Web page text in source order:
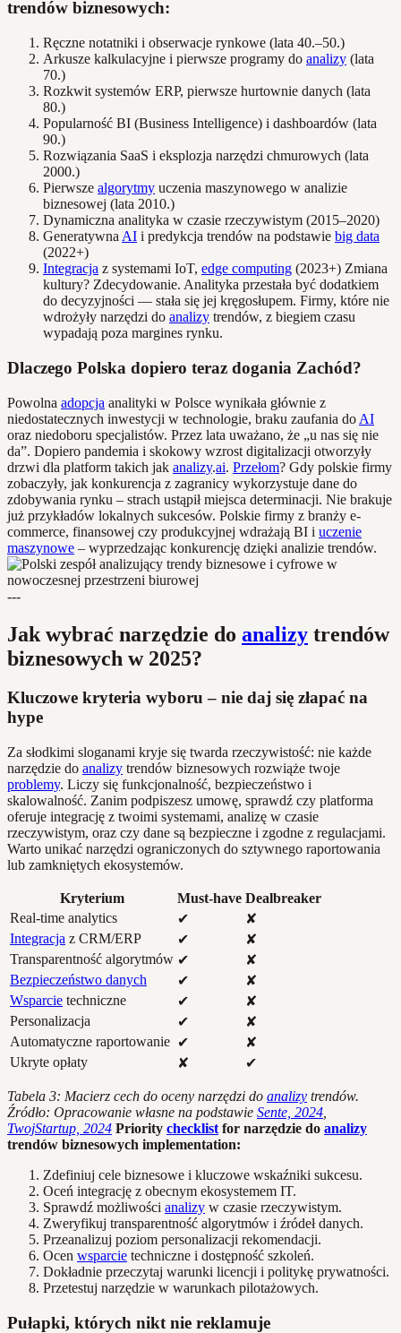
trendów biznesowych:
Ręczne notatniki i obserwacje rynkowe (lata 40.–50.)
Arkusze kalkulacyjne i pierwsze programy do analizy (lata
70.)
Rozkwit systemów ERP, pierwsze hurtownie danych (lata
80.)
Popularność BI (Business Intelligence) i dashboardów (lata
90.)
Rozwiązania SaaS i eksplozja narzędzi chmurowych (lata
2000.)
Pierwsze algorytmy uczenia maszynowego w analizie
biznesowej (lata 2010.)
Dynamiczna analityka w czasie rzeczywistym (2015–2020)
Generatywna AI i predykcja trendów na podstawie big data
(2022+)
Integracja z systemami IoT, edge computing (2023+) Zmiana
kultury? Zdecydowanie. Analityka przestała być dodatkiem
do decyzyjności — stała się jej kręgosłupem. Firmy, które nie
wdrożyły narzędzi do analizy trendów, z biegiem czasu
wypadają poza margines rynku.
Dlaczego Polska dopiero teraz dogania Zachód?
Powolna adopcja analityki w Polsce wynikała głównie z
niedostatecznych inwestycji w technologie, braku zaufania do AI
oraz niedoboru specjalistów. Przez lata uważano, że „u nas się nie
da”. Dopiero pandemia i skokowy wzrost digitalizacji otworzyły
drzwi dla platform takich jak analizy.ai. Przełom? Gdy polskie firmy
zobaczyły, jak konkurencja z zagranicy wykorzystuje dane do
zdobywania rynku – strach ustąpił miejsca determinacji. Nie brakuje
już przykładów lokalnych sukcesów. Polskie firmy z branży e-
commerce, finansowej czy produkcyjnej wdrażają BI i uczenie
maszynowe – wyprzedzając konkurencję dzięki analizie trendów.
---
Jak wybrać narzędzie do analizy trendów
biznesowych w 2025?
Kluczowe kryteria wyboru – nie daj się złapać na
hype
Za słodkimi sloganami kryje się twarda rzeczywistość: nie każde
narzędzie do analizy trendów biznesowych rozwiąże twoje
problemy. Liczy się funkcjonalność, bezpieczeństwo i
skalowalność. Zanim podpiszesz umowę, sprawdź czy platforma
oferuje integrację z twoimi systemami, analizę w czasie
rzeczywistym, oraz czy dane są bezpieczne i zgodne z regulacjami.
Warto unikać narzędzi ograniczonych do sztywnego raportowania
lub zamkniętych ekosystemów.
Kryterium Must-have Dealbreaker
Real-time analytics
✔
✘
Integracja z CRM/ERP ✔
✘
Transparentność algorytmów ✔
✘
Bezpieczeństwo danych
✔
✘
Wsparcie techniczne ✔
✘
Personalizacja
✔
✘
Automatyczne raportowanie ✔
✘
Ukryte opłaty
✘ ✔
Tabela 3: Macierz cech do oceny narzędzi do analizy trendów.
Źródło: Opracowanie własne na podstawie Sente, 2024
TwojStartup, 2024 Priority checklist for narzędzie do analizy
trendów biznesowych implementation:
Zdefiniuj cele biznesowe i kluczowe wskaźniki sukcesu.
Oceń integrację z obecnym ekosystemem IT.
Sprawdź możliwości analizy w czasie rzeczywistym.
Zweryfikuj transparentność algorytmów i źródeł danych.
Przeanalizuj poziom personalizacji rekomendacji.
Ocen wsparcie techniczne i dostępność szkoleń.
Dokładnie przeczytaj warunki licencji i politykę prywatności.
Przetestuj narzędzie w warunkach pilotażowych.
Pułapki, których nikt nie reklamuje